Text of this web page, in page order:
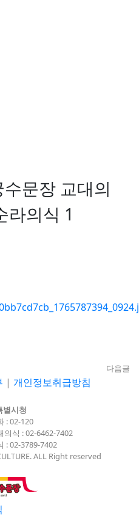
문장 교대의
라의식 1
다음글
| 개인정보취급방침
별시청
: 02-120
식 : 02-6462-7402
: 02-3789-7402
ALL Right reserved